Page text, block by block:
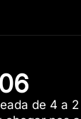
de 4 a